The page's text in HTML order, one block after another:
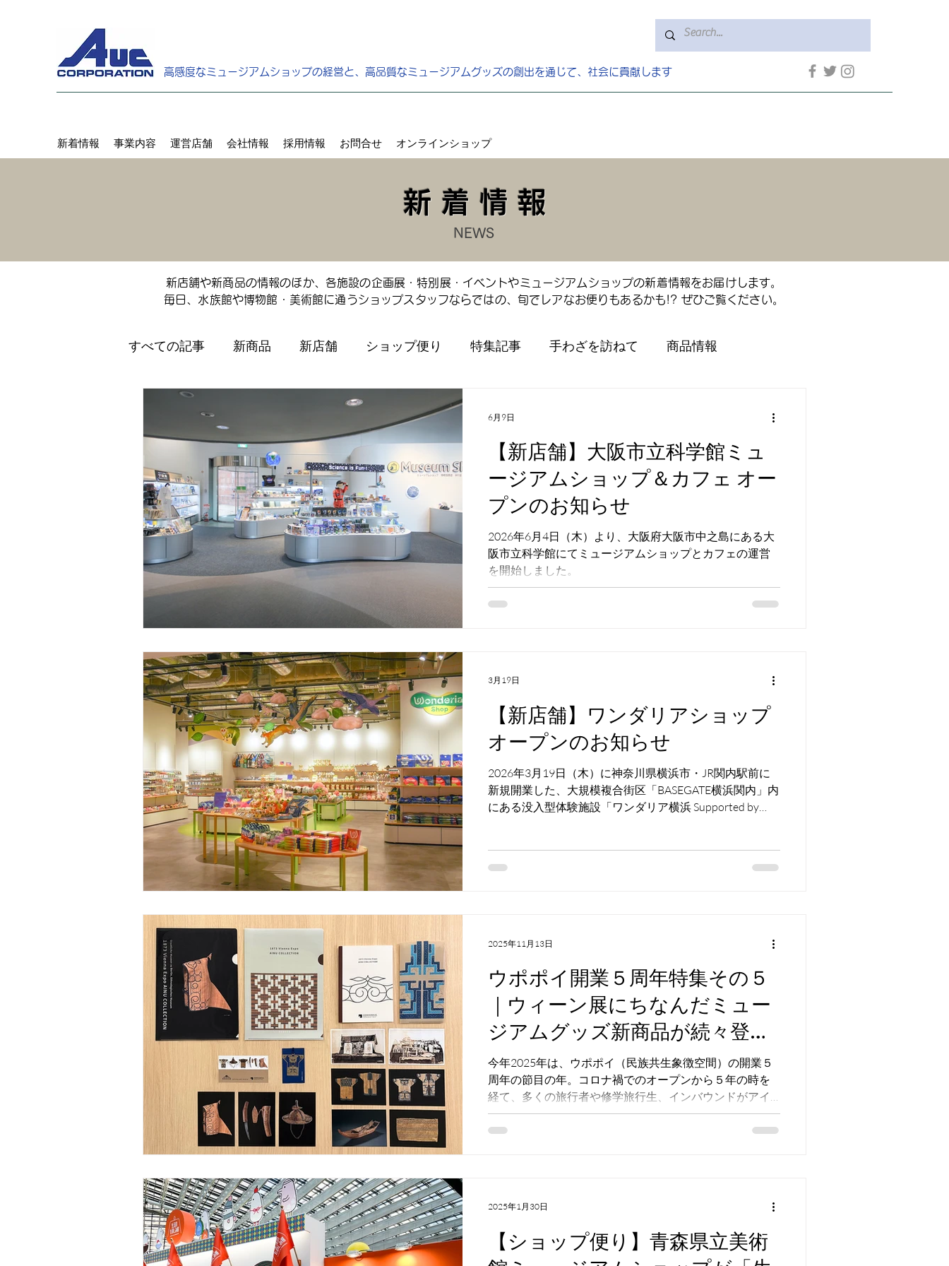
高感度なミュージアムショップの経営と、高品質なミュージアムグッズの創出を通じて、社会に貢献します
新着情報 事業内容 運営店舗 会社情報 採用情報 お問合せ オンラインショップ
新 着 情 報
NEWS
新店舗や新商品の情報のほか、各施設の企画展・特別展・イベントやミュージアムショップの新着情報をお届けします。
毎日、水族館や博物館・美術館に通うショップスタッフならではの、旬でレアなお便りもあるかも!? ぜひご覧ください。
すべての記事 新商品 新店舗 ショップ便り 特集記事 手わざを訪ねて 商品情報
企業情報
【新店舗】大阪市立科学館ミュ
ージアムショップ＆カフェ オー
プンのお知らせ
2026年6月4日（木）より、大阪府大阪市中之島にある大
阪市立科学館にてミュージアムショップとカフェの運営
を開始しました。
6月9日
【新店舗】ワンダリアショップ
オープンのお知らせ
2026年3月19日（木）に神奈川県横浜市・JR関内駅前に
新規開業した、大規模複合街区「BASEGATE横浜関内」内
にある没入型体験施設「ワンダリア横浜 Supported by
内の「ワンダリアショップ」の運営業務を受託し、営業
3月19日
ウポポイ開業５周年特集その５
｜ウィーン展にちなんだミュー
ジアムグッズ新商品が続々登
場！
今年2025年は、ウポポイ（民族共生象徴空間）の開業５
周年の節目の年。コロナ禍でのオープンから５年の時を
経て、多くの旅行者や修学旅行生、インバウンドがアイ
ヌ文化に触れる場所として賑わっています。 当社ではウ
ポポイ内にある国立アイヌ民族博物館のミュージアムシ
ちなんで発売したミュージアムグッズ新商品をご紹介し
ます。
2025年11月13日
【ショップ便り】青森県立美術
2025年1月30日